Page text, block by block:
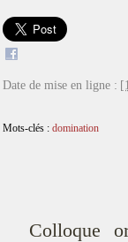
Date de mise en ligne :
Mots-clés : domination
Colloque